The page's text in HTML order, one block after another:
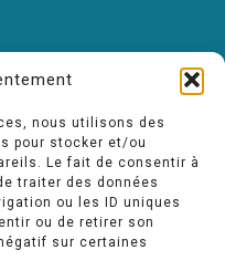
nous utilisons des
pour stocker et/ou
Le fait de consentir à
traiter des données
ou les ID uniques
ou de retirer son
sur certaines
questions